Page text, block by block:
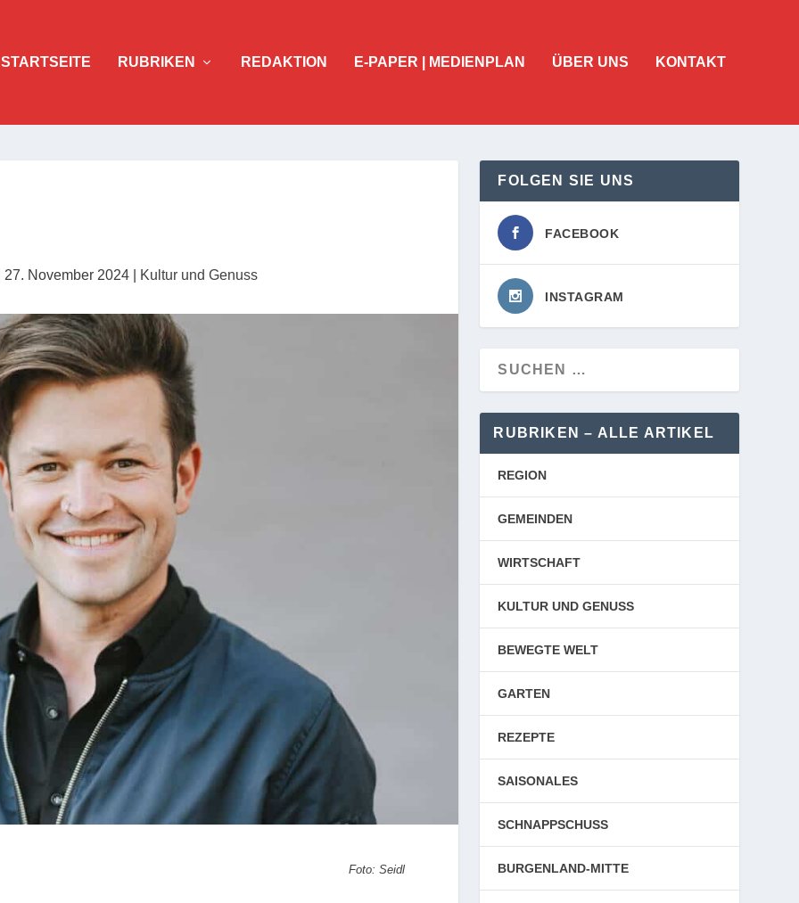
STARTSEITE RUBRIKEN REDAKTION E-PAPER | MEDIENPLAN ÜBER UNS KONTAKT
27. November 2024 Kultur und Genuss
Foto: Seidl
FOLGEN SIE UNS
FACEBOOK
INSTAGRAM
RUBRIKEN – ALLE ARTIKEL
REGION
GEMEINDEN
WIRTSCHAFT
KULTUR UND GENUSS
BEWEGTE WELT
GARTEN
REZEPTE
SAISONALES
SCHNAPPSCHUSS
BURGENLAND-MITTE